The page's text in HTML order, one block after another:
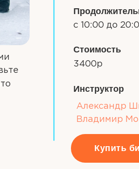
Купить
Стоимость
3400р
с 10:00 до
Инструктор
Александр
Владимир